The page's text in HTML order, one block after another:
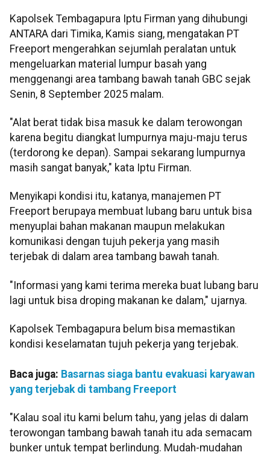
Kapolsek Tembagapura Iptu Firman yang dihubungi
ANTARA dari Timika, Kamis siang, mengatakan PT
Freeport mengerahkan sejumlah peralatan untuk
mengeluarkan material lumpur basah yang
menggenangi area tambang bawah tanah GBC sejak
Senin, 8 September 2025 malam.
"Alat berat tidak bisa masuk ke dalam terowongan
karena begitu diangkat lumpurnya maju-maju terus
(terdorong ke depan). Sampai sekarang lumpurnya
masih sangat banyak," kata Iptu Firman.
Menyikapi kondisi itu, katanya, manajemen PT
Freeport berupaya membuat lubang baru untuk bisa
menyuplai bahan makanan maupun melakukan
komunikasi dengan tujuh pekerja yang masih
terjebak di dalam area tambang bawah tanah.
"Informasi yang kami terima mereka buat lubang baru
lagi untuk bisa droping makanan ke dalam," ujarnya.
Kapolsek Tembagapura belum bisa memastikan
kondisi keselamatan tujuh pekerja yang terjebak.
Baca juga: Basarnas siaga bantu evakuasi karyawan
yang terjebak di tambang Freeport
"Kalau soal itu kami belum tahu, yang jelas di dalam
terowongan tambang bawah tanah itu ada semacam
bunker untuk tempat berlindung. Mudah-mudahan